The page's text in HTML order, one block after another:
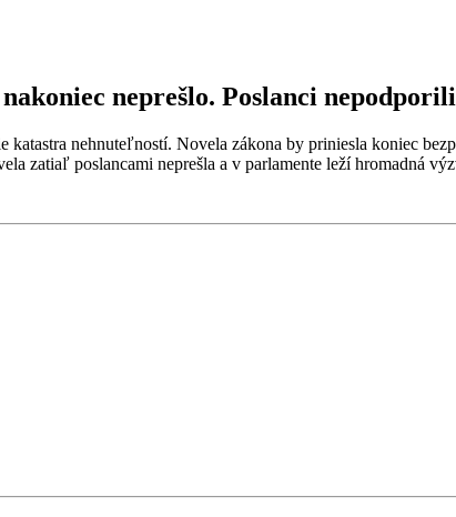
neprešlo. Poslanci
katastra nehnuteľností. Novela zákona by priniesla koniec
zatiaľ poslancami neprešla a v parlamente leží hromadná